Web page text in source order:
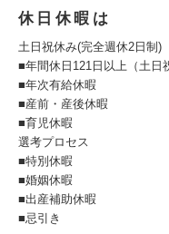
休日休暇は
土日祝休み(完全週休2日制)
■年間休日121日以上（土日
■年次有給休暇
■産前・産後休暇
■育児休暇
選考プロセス
■特別休暇
■婚姻休暇
■出産補助休暇
■忌引き